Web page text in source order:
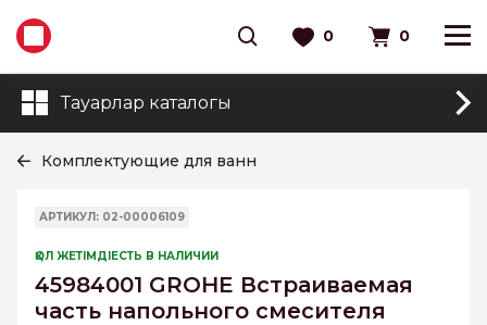
0 0
Тауарлар каталогы
Комплектующие для ванн
АРТИКУЛ: 02-00006109
ҚОЛ ЖЕТІМДІЕСТЬ В НАЛИЧИИ
45984001 GROHE Встраиваемая
часть напольного смесителя